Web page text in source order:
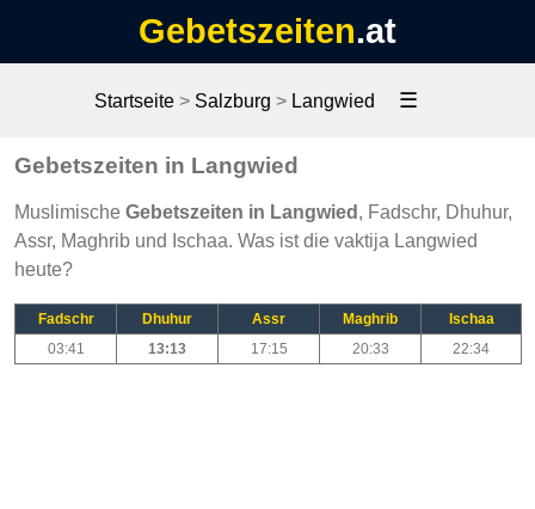
Gebetszeiten.at
Startseite> Salzburg > Langwied ☰
Gebetszeiten in Langwied
Muslimische Gebetszeiten in Langwied , Fadschr, Dhuhur,
Assr, Maghrib und Ischaa. Was ist die vaktija Langwied
heute?
Fadschr Dhuhur Assr Maghrib
Ischaa
03:41
13:13 17:15 20:33 22:34